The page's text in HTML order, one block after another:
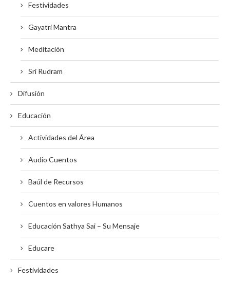
Festividades
Gayatri Mantra
Meditación
Sri Rudram
Difusión
Educación
Actividades del Área
Audio Cuentos
Baúl de Recursos
Cuentos en valores Humanos
Educación Sathya Sai – Su Mensaje
Educare
Festividades